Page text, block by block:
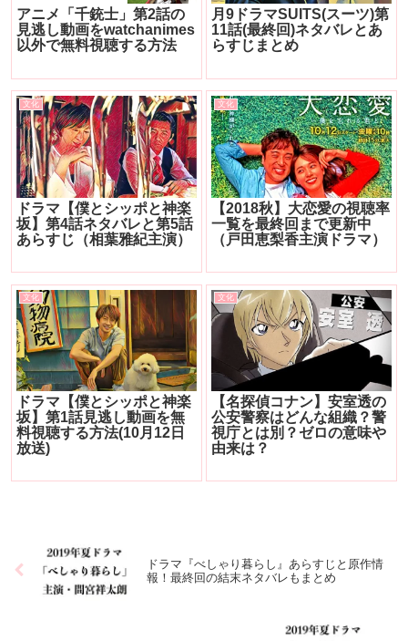
アニメ「千銃士」第2話の
見逃し動画をwatchanimes
以外で無料視聴する方法
月9ドラマSUITS(スーツ)第
11話(最終回)ネタバレとあ
らすじまとめ
文化
ドラマ【僕とシッポと神楽
坂】第4話ネタバレと第5話
あらすじ（相葉雅紀主演）
文化
【2018秋】大恋愛の視聴率
一覧を最終回まで更新中
（戸田恵梨香主演ドラマ）
文化
ドラマ【僕とシッポと神楽
坂】第1話見逃し動画を無
料視聴する方法(10月12日
放送)
文化
【名探偵コナン】安室透の
公安警察はどんな組織？警
視庁とは別？ゼロの意味や
由来は？
ドラマ『べしゃり暮らし』あらすじと原作情
報！最終回の結末ネタバレもまとめ